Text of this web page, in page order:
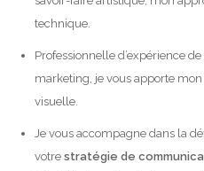
technique.
Professionnelle d’expérience
marketing, je vous apporte
visuelle.
Je vous accompagne dans la
votrestratégie de